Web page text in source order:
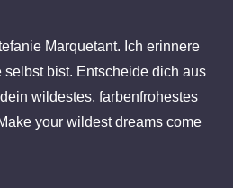
Marquetant. Ich erinnere
bist. Entscheide dich aus
wildestes, farbenfrohestes
your wildest dreams come